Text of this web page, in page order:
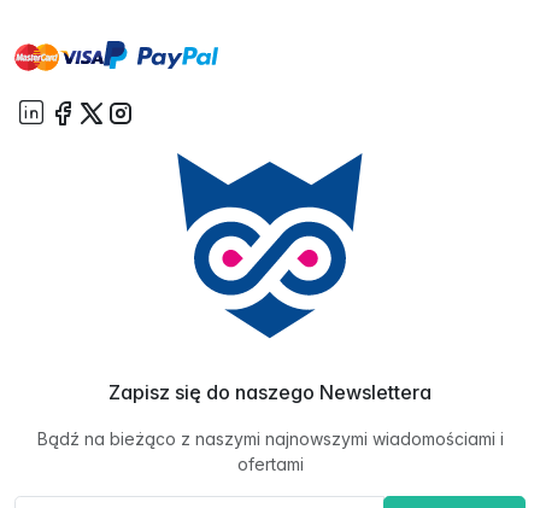
mastervisa paypal
Zapisz się do naszego Newslettera
Bądź na bieżąco z naszymi najnowszymi wiadomościami i
ofertami